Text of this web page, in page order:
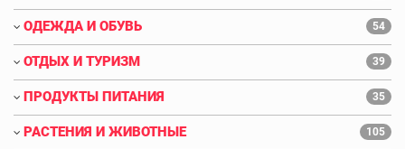
ОДЕЖДА И ОБУВЬ 54
ОТДЫХ И ТУРИЗМ 39
ПРОДУКТЫ ПИТАНИЯ 35
РАСТЕНИЯ И ЖИВОТНЫЕ 105